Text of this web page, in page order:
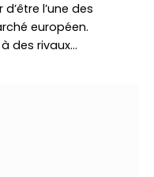
l’une des
européen.
des rivaux…